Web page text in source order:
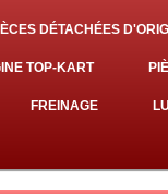
DÉTACHÉES
TOP-KART
FREINAGE